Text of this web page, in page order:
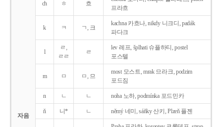
자음
ch ㅎ 흐
프라흐
k ㅋ ㄱ, 크
kachna 카흐나, nikdy 니크디, padák
파다크
l
ㄹ,
ㄹㄹ
ㄹ
lev 레프, šplhati 슈플하티, postel
포스텔
m ㅁ ㅁ, 므
most 모스트, mrak 므라크, podzim
포드짐
n ㄴ ㄴ noha 노하, podmínka 포드민카
ň 니* ㄴ němý 네미, sáňky 산키, Plzeň 플젠